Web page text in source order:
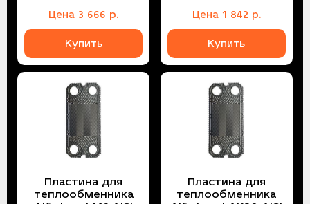
Цена 3 666 р.
Купить
Цена 1 842 р.
Купить
Пластина для
теплообменника
Пластина для
теплообменника